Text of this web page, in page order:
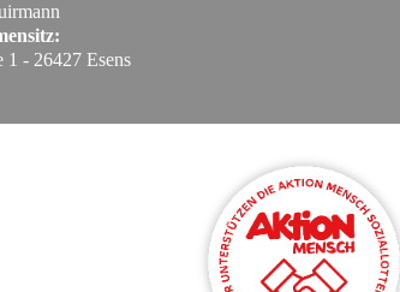
1 - 26427 Esens